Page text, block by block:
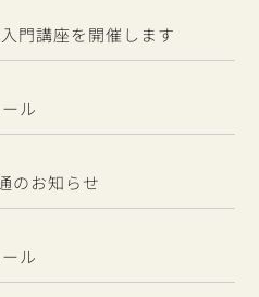
門講座を開催します
ル
のお知らせ
ル